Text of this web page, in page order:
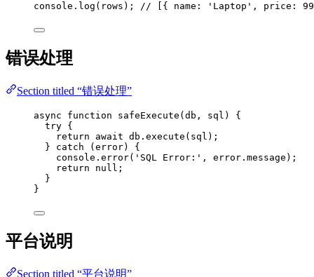
console . log ( rows ); // [{ name: 'Laptop', price:
错误处理
Section titled “错误处理”
async function safeExecute ( db , sql )
{
try {
return
await db . execute ( sql );
} catch ( error) {
console . error( ' SQL Error: ' , error . message );
return
null ;
}
}
平台说明
Section titled “平台说明”